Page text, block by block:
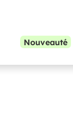
Nouveauté